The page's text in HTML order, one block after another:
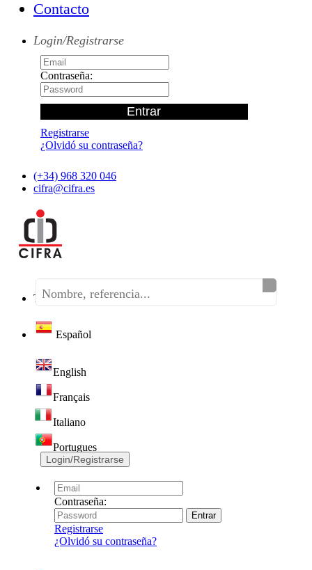
Contacto
Login/Registrarse
Contraseña:
Registrarse
¿Olvidó su contraseña?
(+34) 968 320 046
cifra@cifra.es
Teléfono:(+34) 968 320 046
Español
English
Français
Italiano
Portugues
Login/Registrarse
Contraseña:
Registrarse
¿Olvidó su contraseña?